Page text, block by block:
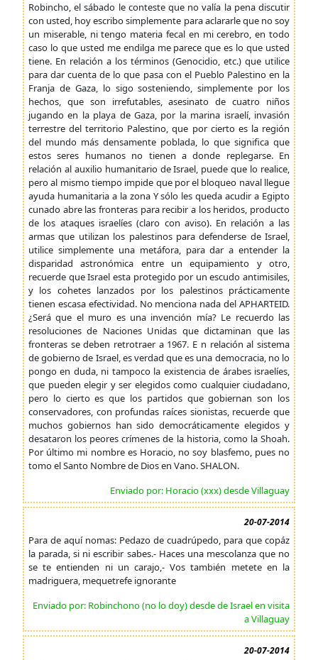
Robincho, el sábado le conteste que no valía la pena discutir
con usted, hoy escribo simplemente para aclararle que no soy
un miserable, ni tengo materia fecal en mi cerebro, en todo
caso lo que usted me endilga me parece que es lo que usted
tiene. En relación a los términos (Genocidio, etc.) que utilice
para dar cuenta de lo que pasa con el Pueblo Palestino en la
Franja de Gaza, lo sigo sosteniendo, simplemente por los
hechos, que son irrefutables, asesinato de cuatro niños
jugando en la playa de Gaza, por la marina israelí, invasión
terrestre del territorio Palestino, que por cierto es la región
del mundo más densamente poblada, lo que significa que
estos seres humanos no tienen a donde replegarse. En
relación al auxilio humanitario de Israel, puede que lo realice,
pero al mismo tiempo impide que por el bloqueo naval llegue
ayuda humanitaria a la zona Y sólo les queda acudir a Egipto
cunado abre las fronteras para recibir a los heridos, producto
de los ataques israelíes (claro con aviso). En relación a las
armas que utilizan los palestinos para defenderse de Israel,
utilice simplemente una metáfora, para dar a entender la
disparidad astronómica entre un equipamiento y otro,
recuerde que Israel esta protegido por un escudo antimisiles,
y los cohetes lanzados por los palestinos prácticamente
tienen escasa efectividad. No menciona nada del APHARTEID.
¿Será que el muro es una invención mía? Le recuerdo las
resoluciones de Naciones Unidas que dictaminan que las
fronteras se deben retrotraer a 1967. E n relación al sistema
de gobierno de Israel, es verdad que es una democracia, no lo
pongo en duda, ni tampoco la existencia de árabes israelíes,
que pueden elegir y ser elegidos como cualquier ciudadano,
pero lo cierto es que los partidos que gobiernan son los
conservadores, con profundas raíces sionistas, recuerde que
muchos gobiernos han sido democráticamente elegidos y
desataron los peores crímenes de la historia, como la Shoah.
Por último mi nombre es Horacio, no soy blasfemo, pues no
tomo el Santo Nombre de Dios en Vano. SHALON.
Enviado por: Horacio (xxx) desde Villaguay
20-07-2014
Para de aquí nomas: Pedazo de cuadrúpedo, para que copáz
la parada, si ni escribir sabes.- Haces una mescolanza que no
se te entienden ni un carajo,- Vos también metete en la
madriguera, mequetrefe ignorante
Enviado por: Robinchono (no lo doy) desde de Israel en visita
a Villaguay
20-07-2014